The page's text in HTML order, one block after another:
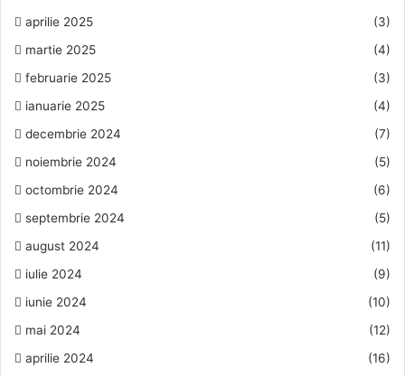
aprilie 2025
(3)
martie 2025
(4)
februarie 2025
(3)
ianuarie 2025
(4)
decembrie 2024
(7)
noiembrie 2024
(5)
octombrie 2024
(6)
septembrie 2024
(5)
august 2024
(11)
iulie 2024
(9)
iunie 2024
(10)
mai 2024
(12)
aprilie 2024
(16)